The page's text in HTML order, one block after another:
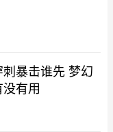
刺暴击谁先 梦幻
有用